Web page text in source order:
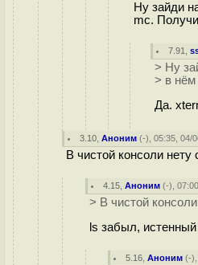
Ну зайди
mc.
7.91 ,
> Ну
> в нём
Да.
3.10 ,Аноним (-), 05:35, 04/
В чистой консоли
4.15 ,Аноним (-),
> В чистой
ls забыл,
5.16 ,Аноним (-